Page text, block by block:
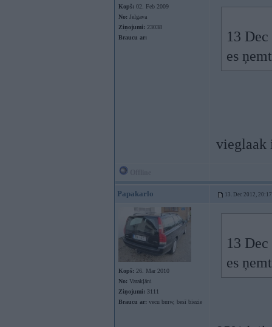
Kopš: 02. Feb 2009
No: Jelgava
Ziņojumi: 23038
Braucu ar:
13
es
vieglaak
Papakarlo 13. Dec 2012, 20:17
Kopš: 26. Mar 2010
No: Varakļāni
Ziņojumi: 3111
Braucu ar: vecu bmw, besī biezie
13
es